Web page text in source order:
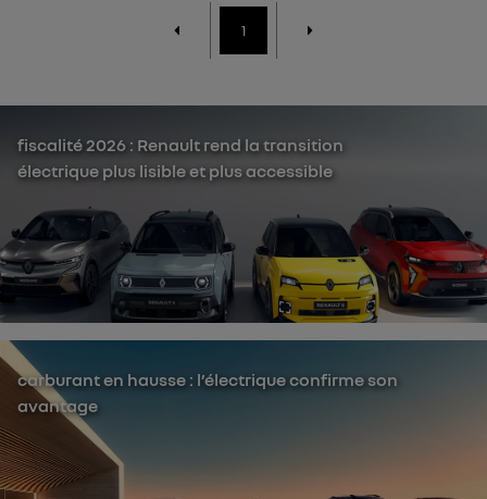
1
fiscalité 2026 : Renault rend la transition
électrique plus lisible et plus accessible
carburant en hausse : l’électrique confirme son
avantage